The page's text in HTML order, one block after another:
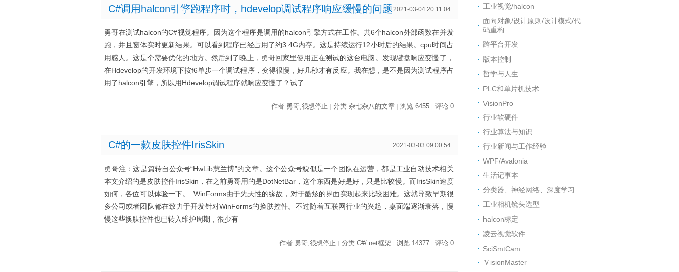
C#调用halcon引擎跑程序时，hdevelop调试程序响应缓慢的问题 2021-03-04 20:11:04
勇哥在测试halcon的C#视觉程序。因为这个程序是调用的halcon引擎方式在工作。共6个halcon外部函数在并发
跑，并且窗体实时更新结果。可以看到程序已经占用了约3.4G内存。这是持续运行12小时后的结果。cpu时间占
用感人。这是个需要优化的地方。然后到了晚上，勇哥回家里使用正在测试的这台电脑。发现键盘响应变慢了，
在Hdevelop的开发环境下按f6单步一个调试程序，变得很慢，好几秒才有反应。我在想，是不是因为测试程序占
用了halcon引擎，所以用Hdevelop调试程序就响应变慢了？试了
作者:勇哥,很想停止 | 分类:杂七杂八的文章 | 浏览:6455 | 评论:0
C#的一款皮肤控件IrisSkin 2021-03-03 09:00:54
勇哥注：这是篇转自公众号“HwLib慧兰博”的文章。这个公众号貌似是一个团队在运营，都是工业自动技术相关
本文介绍的是皮肤控件IrisSkin，在之前勇哥用的是DotNetBar，这个东西是好是好，只是比较慢。而IrisSkin速度
如何，各位可以体验一下。 WinForms由于先天性的缘故，对于酷炫的界面实现起来比较困难。这就导致早期很
多公司或者团队都在致力于开发针对WinForms的换肤控件。不过随着互联网行业的兴起，桌面端逐渐衰落，慢
慢这些换肤控件也已转入维护周期，很少有
作者:勇哥,很想停止 | 分类:C#/.net框架 | 浏览:14377 | 评论:0
工业视觉/halcon
面向对象/设计原则/设计模式/代
码重构
跨平台开发
版本控制
哲学与人生
PLC和单片机技术
VisionPro
行业软硬件
行业算法与知识
行业新闻与工作经验
WPF/Avalonia
生活记事本
分类器、神经网络、深度学习
工业相机镜头选型
halcon标定
凌云视觉软件
SciSmtCam
ＶisionMaster